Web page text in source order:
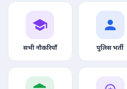
सभी नौकरियाँ पुलिस भर्ती